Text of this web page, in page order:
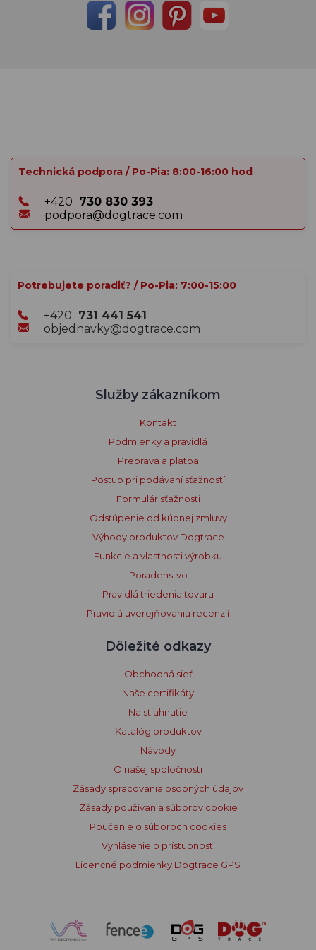
Technická podpora / Po-Pia: 8:00-16:00 hod
+420 730 830 393
podpora@dogtrace.com
Potrebujete poradiť? / Po-Pia: 7:00-15:00
+420 731 441 541
objednavky@dogtrace.com
Služby zákazníkom
Kontakt
Podmienky a pravidlá
Preprava a platba
Postup pri podávaní sťažností
Formulár sťažnosti
Odstúpenie od kúpnej zmluvy
Výhody produktov Dogtrace
Funkcie a vlastnosti výrobku
Poradenstvo
Pravidlá triedenia tovaru
Pravidlá uverejňovania recenzií
Dôležité odkazy
Obchodná sieť
Naše certifikáty
Na stiahnutie
Katalóg produktov
Návody
O našej spoločnosti
Zásady spracovania osobných údajov
Zásady používania súborov cookie
Poučenie o súboroch cookies
Vyhlásenie o prístupnosti
Licenčné podmienky Dogtrace GPS